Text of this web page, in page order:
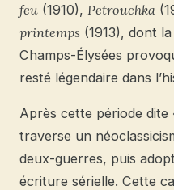
feu (1910), Petrouchka
printemps (1913), dont
Champs-Élysées
resté légendaire dans
Après cette période
traverse un
deux-guerres, puis
écriture sérielle. Cette